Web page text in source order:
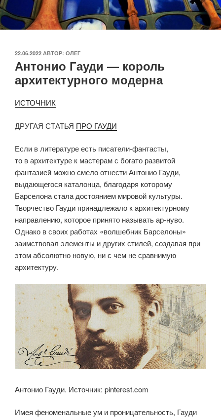
ОПУБЛИКОВАНО
22.06.2022 АВТОР: ОЛЕГ
Антонио Гауди — король
архитектурного модерна
ИСТОЧНИК
ДРУГАЯ СТАТЬЯ ПРО ГАУДИ
Если в литературе есть писатели-фантасты,
то в архитектуре к мастерам с богато развитой
фантазией можно смело отнести Антонио Гауди,
выдающегося каталонца, благодаря которому
Барселона стала достоянием мировой культуры.
Творчество Гауди принадлежало к архитектурному
направлению, которое принято называть ар-нуво.
Однако в своих работах «волшебник Барселоны»
заимствовал элементы и других стилей, создавая при
этом абсолютно новую, ни с чем не сравнимую
архитектуру.
Антонио Гауди. Источник: pinterest.com
Имея феноменальные ум и проницательность, Гауди